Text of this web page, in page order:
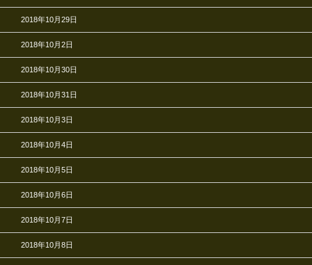
2018年10月29日
2018年10月2日
2018年10月30日
2018年10月31日
2018年10月3日
2018年10月4日
2018年10月5日
2018年10月6日
2018年10月7日
2018年10月8日